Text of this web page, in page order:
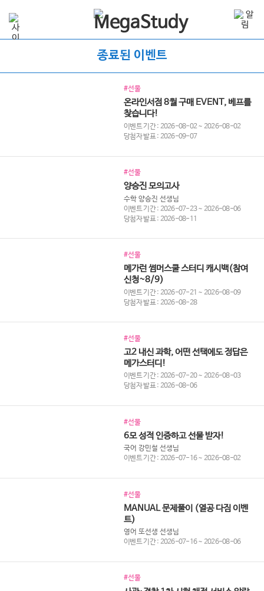
종료된 이벤트
#선물
온라인서점 8월 구매 EVENT, 베프를
찾습니다!
이벤트 기간 : 2026-08-02 ~ 2026-08-02
당첨자 발표 : 2026-09-07
#선물
양승진 모의고사
수학 양승진 선생님
이벤트 기간 : 2026-07-23 ~ 2026-08-06
당첨자 발표 : 2026-08-11
#선물
메가런 썸머스쿨 스터디 캐시백(참여
신청~8/9)
이벤트 기간 : 2026-07-21 ~ 2026-08-09
당첨자 발표 : 2026-08-28
#선물
고2 내신 과학, 어떤 선택에도 정답은
메가스터디!
이벤트 기간 : 2026-07-20 ~ 2026-08-03
당첨자 발표 : 2026-08-06
#선물
6모 성적 인증하고 선물 받자!
국어 강민철 선생님
이벤트 기간 : 2026-07-16 ~ 2026-08-02
#선물
MANUAL 문제풀이 (열공 다짐 이벤
트)
영어 또선생 선생님
이벤트 기간 : 2026-07-16 ~ 2026-08-06
#선물